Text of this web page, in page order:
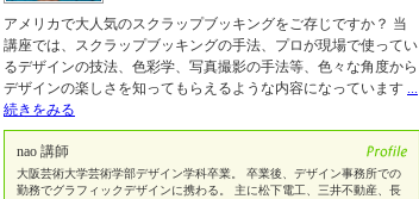
アメリカで大人気のスクラップブッキングをご存じですか？ 当
講座では、スクラップブッキングの手法、プロが現場で使ってい
るデザインの技法、色彩学、写真撮影の手法等、色々な角度から
デザインの楽しさを知ってもらえるような内容になっています ...
続きをみる
nao 講師
大阪芸術大学芸術学部デザイン学科卒業。 卒業後、デザイン事務所での
勤務でグラフィックデザインに携わる。 主に松下電工、三井不動産、長